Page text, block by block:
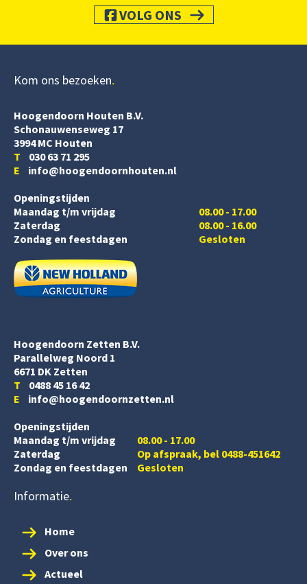
VOLG ONS
Kom ons bezoeken
Hoogendoorn Houten B.V.
Schonauwenseweg 17
3994 MC Houten
T 030 63 71 295
E info@hoogendoornhouten.nl
Openingstijden
Maandag t/m vrijdag
Zaterdag
08.00 - 17.00
08.00 - 16.00
Zondag en feestdagen
Gesloten
Hoogendoorn Zetten B.V.
Parallelweg Noord 1
6671 DK Zetten
T 0488 45 16 42
E info@hoogendoornzetten.nl
Openingstijden
Maandag t/m vrijdag
08.00 - 17.00
Zaterdag
Op afspraak, bel 0488-451642
Zondag en feestdagen
Gesloten
Informatie
Home
Over ons
Actueel